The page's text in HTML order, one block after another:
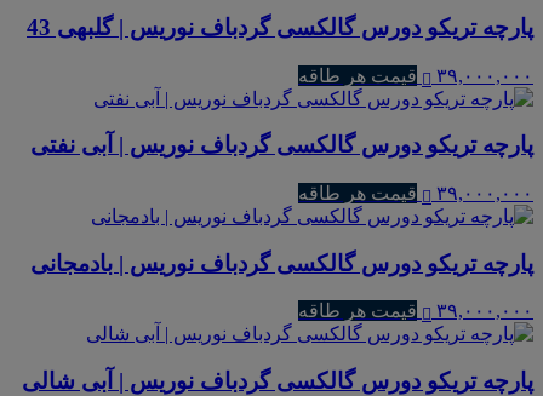
پارچه تریکو دورس گالکسی گردباف نوریس | گلبهی 43
۳۹,۰۰۰,۰۰۰ قیمت هر طاقه
پارچه تریکو دورس گالکسی گردباف نوریس | آبی نفتی
۳۹,۰۰۰,۰۰۰ قیمت هر طاقه
پارچه تریکو دورس گالکسی گردباف نوریس | بادمجانی
۳۹,۰۰۰,۰۰۰ قیمت هر طاقه
پارچه تریکو دورس گالکسی گردباف نوریس | آبی شالی